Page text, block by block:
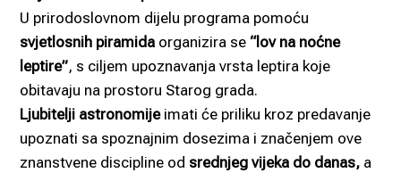
U prirodoslovnom dijelu programa pomoću
svjetlosnih piramida organizira se “lov na noćne
leptire”, s ciljem upoznavanja vrsta leptira koje
obitavaju na prostoru Starog grada.
Ljubitelji astronomijeimati će priliku kroz predavanje
upoznati sa spoznajnim dosezima i značenjem ove
znanstvene discipline od srednjeg vijeka do danas, a